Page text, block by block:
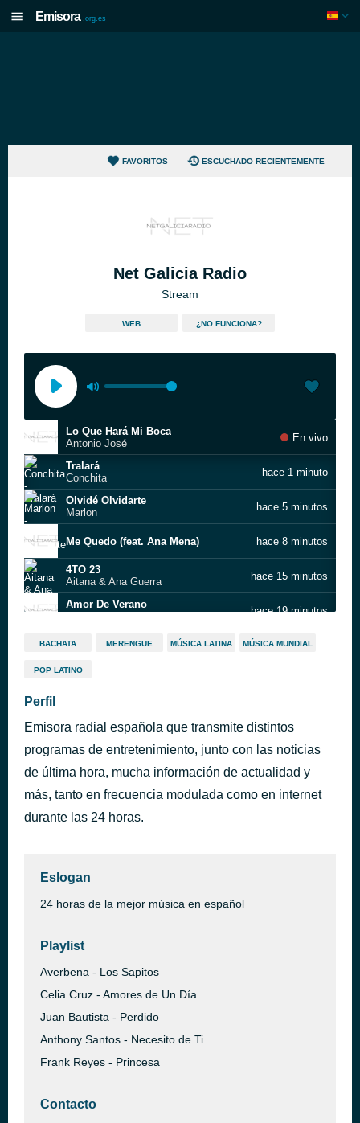
Emisora .org.es
FAVORITOS ESCUCHADO RECIENTEMENTE
Net Galicia Radio
Stream
WEB ¿NO FUNCIONA?
Lo Que Hará Mi Boca
Antonio José
En vivo
Tralará
Conchita
hace 1 minuto
Olvidé Olvidarte
Marlon
hace 5 minutos
Me Quedo (feat. Ana Mena) hace 8 minutos
4TO 23
Aitana & Ana Guerra
hace 15 minutos
Amor De Verano
hace 19 minutos
Amapolas
hace 23 minutos
Por la boca vive el pez
Natalia Lacunza
La bachata
Orquesta Acordes
hace 38 minutos
BACHATA MERENGUE MÚSICA LATINA MÚSICA MUNDIAL
POP LATINO
Perfil
Emisora radial española que transmite distintos
programas de entretenimiento, junto con las noticias
de última hora, mucha información de actualidad y
más, tanto en frecuencia modulada como en internet
durante las 24 horas.
Eslogan
24 horas de la mejor música en español
Playlist
Averbena - Los Sapitos
Celia Cruz - Amores de Un Día
Juan Bautista - Perdido
Anthony Santos - Necesito de Ti
Frank Reyes - Princesa
Contacto